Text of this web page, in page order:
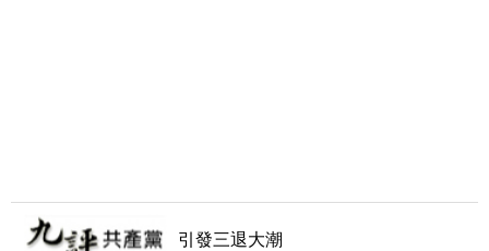
引發三退大潮